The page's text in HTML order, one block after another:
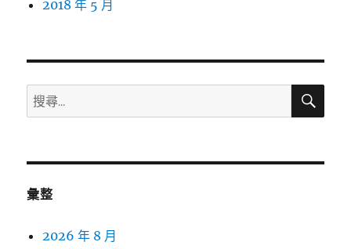
2018 年 5 月
搜
尋
鍵
搜
彙整
2026 年 8 月